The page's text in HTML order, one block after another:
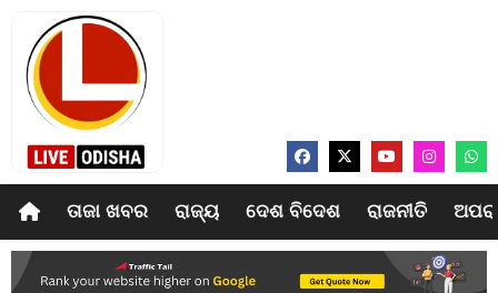
ତାଜା ଖବର ରାଜ୍ୟ ଦେଶ ବିଦେଶ ରାଜନୀତି